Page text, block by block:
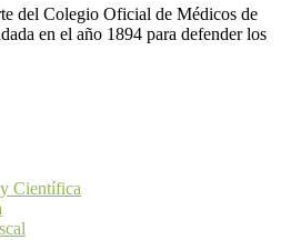
del Colegio Oficial de Médicos de
en el año 1894 para defender los
Científica